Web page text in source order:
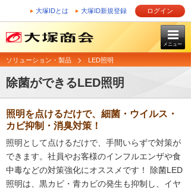
大塚IDとは 大塚ID新規登録 ログイン
メニュー
ソリューション・製品 LED照明
除菌ができるLED照明
照明を点けるだけで、細菌・ウイルス・
カビ抑制・消臭対策！
照明として点けるだけで、手間いらずで対策が
できます。社員やお客様のインフルエンザや食
中毒などの対策強化にオススメです！ 除菌LED
照明は、黒カビ・青カビの発生も抑制し、イヤ